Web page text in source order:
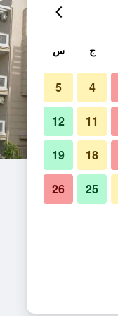
ج س
4
5
11
12
18
19
25
26